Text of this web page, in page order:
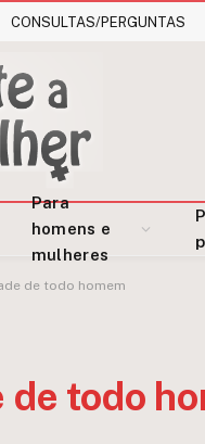
CONSULTAS/PERGUNTAS
Para
homens e
mulheres
de todo homem
todo